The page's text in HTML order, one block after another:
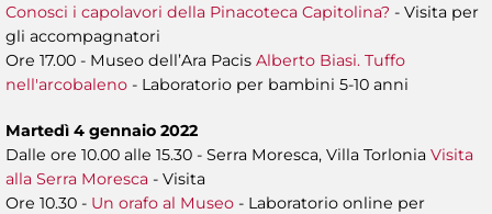
Conosci i capolavori della Pinacoteca Capitolina? - Visita per
gli accompagnatori
Ore 17.00 - Museo dell’Ara Pacis Alberto Biasi. Tuffo
nell'arcobaleno - Laboratorio per bambini 5-10 anni
Martedì 4 gennaio 2022
Dalle ore 10.00 alle 15.30 - Serra Moresca, Villa Torlonia Visita
alla Serra Moresca - Visita
Ore 10.30 - Un orafo al Museo - Laboratorio online per